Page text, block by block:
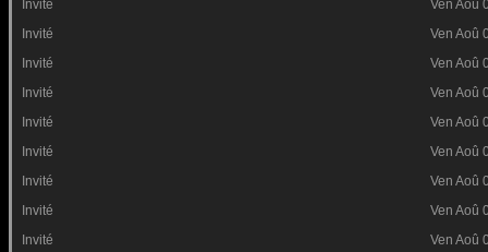
Invité
Ven Aoû
Invité
Ven Aoû
Invité
Ven Aoû
Invité
Ven Aoû
Invité
Ven Aoû
Invité
Ven Aoû
Invité
Ven Aoû
Invité
Ven Aoû
Invité
Ven Aoû